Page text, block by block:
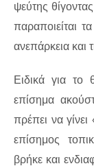
ψεύτης
παραποιείται
ανεπάρκεια και
Ειδικά για
επίσημα
πρέπει να
επίσημος
βρήκε και